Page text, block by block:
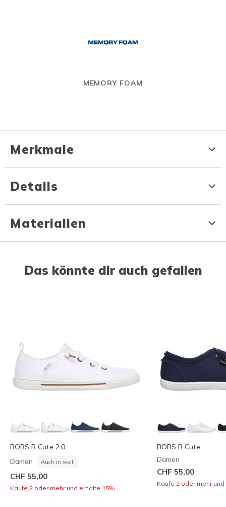
MEMORY FOAM
Merkmale
Details
Materialien
Das könnte dir auch gefallen
BOBS B Cute 2.0
Damen Auch in weit
CHF 55,00
Kaufe 2 oder mehr und erhalte 15%.
BOBS B Cute
Damen
CHF 55,00
Kaufe 2 oder mehr